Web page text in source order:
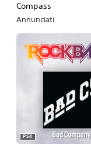
Compass
Annunciati
PS4